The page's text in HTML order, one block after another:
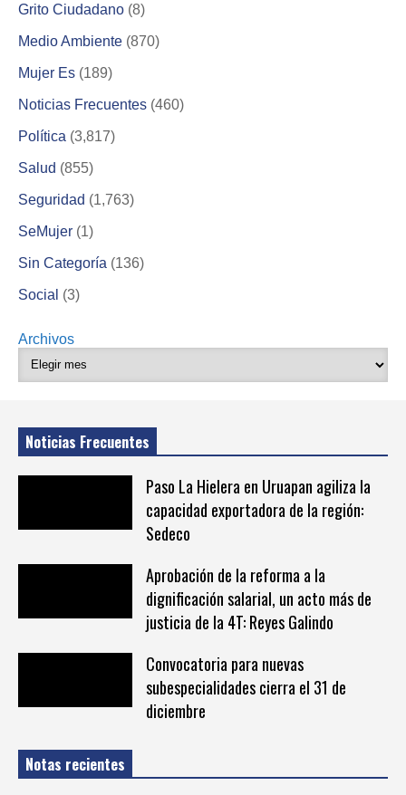
Grito Ciudadano (8)
Medio Ambiente (870)
Mujer Es (189)
Noticias Frecuentes (460)
Política (3,817)
Salud (855)
Seguridad (1,763)
SeMujer (1)
Sin Categoría (136)
Social (3)
Archivos
Noticias Frecuentes
Paso La Hielera en Uruapan agiliza la
capacidad exportadora de la región:
Sedeco
Aprobación de la reforma a la
dignificación salarial, un acto más de
justicia de la 4T: Reyes Galindo
Convocatoria para nuevas
subespecialidades cierra el 31 de
diciembre
Notas recientes